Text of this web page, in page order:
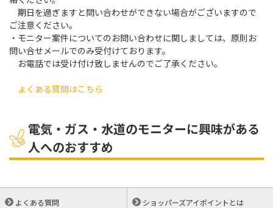
期日を過ぎますと問い合わせができない場合がございますので
ご注意ください。
・モニター案件についてのお問い合わせに関しましては、原則お
問い合せメールでのみ受付けております。
お電話では受け付け致しませんのでご了承ください。
よくある質問はこちら
電気・ガス・水道のモニターに興味がある
人へのおすすめ
よくある質問 ショッパーズアイポイントとは